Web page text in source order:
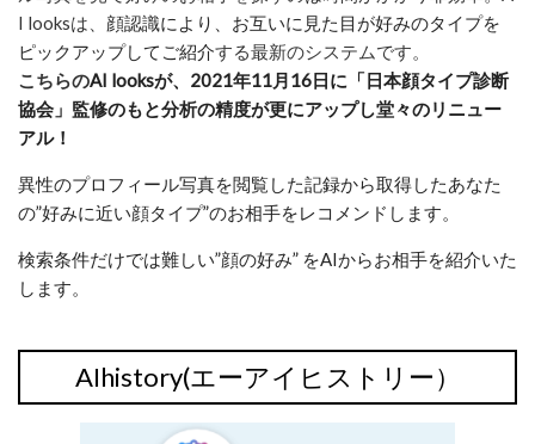
I looksは、 顔認識により、お互いに見た目が好みのタイプを
ピックアップしてご紹介する最新のシステムです。
こちらのAI looksが、2021年11月16日に「日本顔タイプ診断
協会」監修のもと分析の精度が更にアップし堂々のリニュー
アル！
異性のプロフィール写真を閲覧した記録から取得したあなた
の”好みに近い顔タイプ”のお相手をレコメンドします。
検索条件だけでは難しい”顔の好み” をAIからお相手を紹介いた
します。
AIhistory(エーアイヒストリー）